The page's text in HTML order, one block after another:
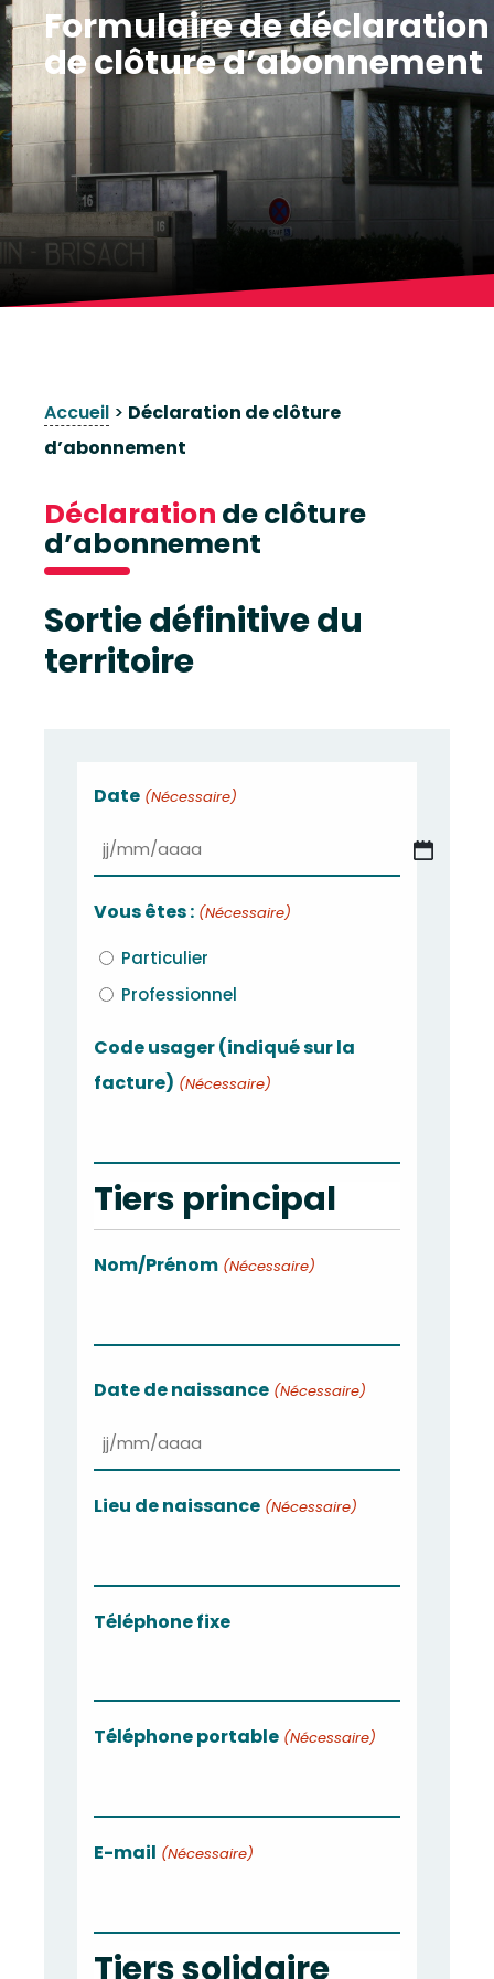
Formulaire de déclaration
de clôture d’abonnement
Accueil > Déclaration de clôture
d’abonnement
Déclaration de clôture
d’abonnement
Sortie définitive du
territoire
Date (Nécessaire)
JJ
slash
slash
AAAA
Vous êtes : (Nécessaire)
Particulier
Professionnel
Code usager (indiqué sur la
facture) (Nécessaire)
Tiers principal
Nom/Prénom (Nécessaire)
Date de naissance (Nécessaire)
JJ
slash
Lieu de naissance (Nécessaire)
Téléphone fixe
Téléphone portable (Nécessaire)
E-mail (Nécessaire)
Tiers solidaire